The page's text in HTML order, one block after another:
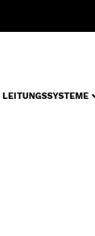
LEITUNGSSYSTEME